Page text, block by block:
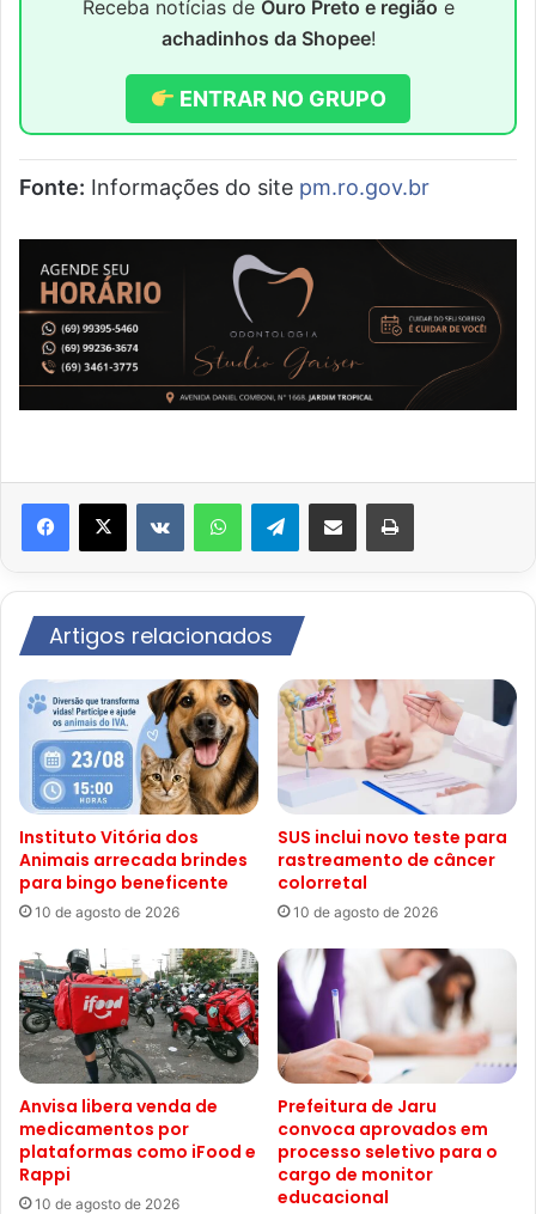
Receba notícias de Ouro Preto e região e
achadinhos da Shopee!
ENTRAR NO GRUPO
Fonte: Informações do site pm.ro.gov.br
VK WhatsAppTelegramCompartilhar via e-mail Imprimir
Artigos relacionados
Instituto Vitória dos
Animais arrecada brindes
para bingo beneficente
10 de agosto de 2026
SUS inclui novo teste para
rastreamento de câncer
colorretal
10 de agosto de 2026
Anvisa libera venda de
medicamentos por
plataformas como iFood e
Rappi
10 de agosto de 2026
Prefeitura de Jaru
convoca aprovados em
processo seletivo para o
cargo de monitor
educacional